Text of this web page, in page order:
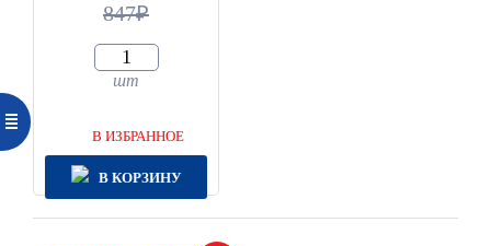
847
шт
В ИЗБРАННОЕ
В КОРЗИНУ